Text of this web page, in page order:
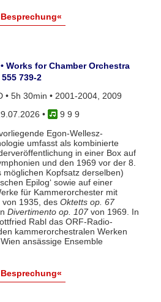
Works for Chamber Orchestra
739-2
• 5h 30min • 2001-2004, 2009
•
9 9 9
Egon-Wellesz-
umfasst als kombinierte
in einer Box auf
und den 1969 vor der 8.
Kopfsatz derselben)
Epilog‘ sowie auf einer
für Kammerorchester mit
von 1935, des Oktetts op. 67
Divertimento op. 107von 1969. In
Rabl das ORF-Radio-
kammerorchestralen Werken
ansässige Ensemble